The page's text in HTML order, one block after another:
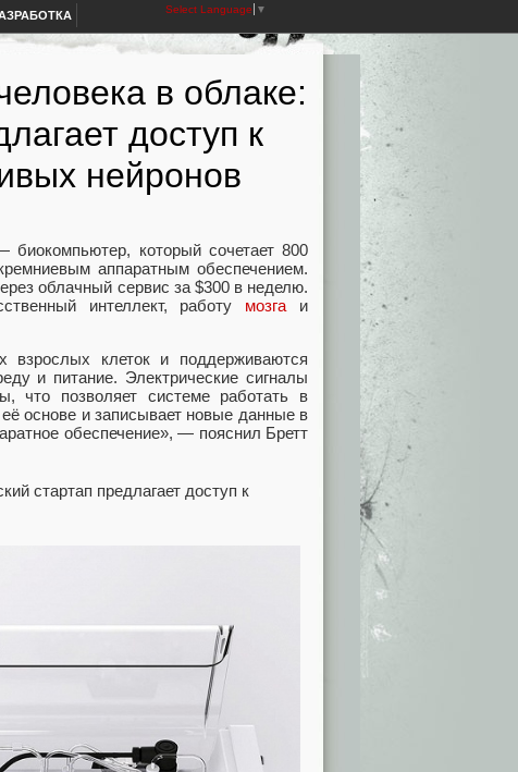
Select Language ▼
в облаке:
доступ к
нейронов
который сочетает 800
аппаратным обеспечением.
облачный сервис за $300 в неделю.
интеллект, работу мозга и
взрослых клеток и поддерживаются
и питание. Электрические сигналы
что позволяет системе работать в
основе и записывает новые данные в
обеспечение», — пояснил Бретт